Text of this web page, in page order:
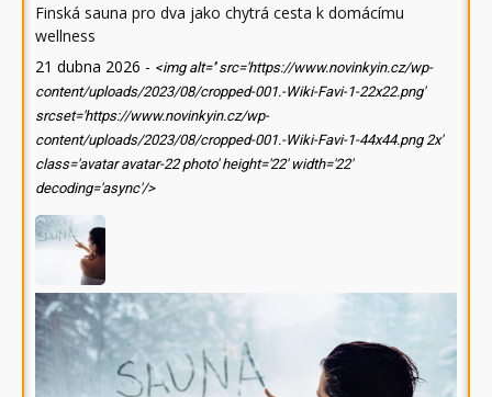
Finská sauna pro dva jako chytrá cesta k domácímu
wellness
21 dubna 2026 - <img alt='' src='https://www.novinkyin.cz/wp-
content/uploads/2023/08/cropped-001.-Wiki-Favi-1-22x22.png'
srcset='https://www.novinkyin.cz/wp-
content/uploads/2023/08/cropped-001.-Wiki-Favi-1-44x44.png 2x'
class='avatar avatar-22 photo' height='22' width='22'
decoding='async'/>